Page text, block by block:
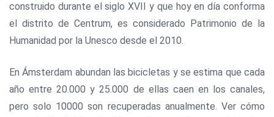
construido durante el siglo XVII y que hoy en día conforma
el distrito de Centrum, es considerado Patrimonio de la
Humanidad por la Unesco desde el 2010.
En Ámsterdam abundan las bicicletas y se estima que cada
año entre 20.000 y 25.000 de ellas caen en los canales,
pero solo 10000 son recuperadas anualmente. Ver cómo